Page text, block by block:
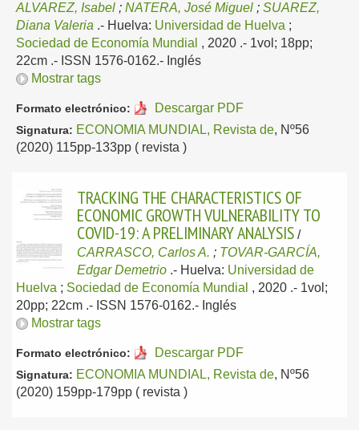
ALVAREZ, Isabel ; NATERA, José Miguel ; SUAREZ,
Diana Valeria .- Huelva: Universidad de Huelva ;
Sociedad de Economía Mundial , 2020 .- 1vol; 18pp;
22cm .- ISSN 1576-0162.- Inglés
Mostrar tags
Formato electrónico: Descargar PDF
Signatura: ECONOMIA MUNDIAL, Revista de, Nº56
(2020) 115pp-133pp ( revista )
TRACKING THE CHARACTERISTICS OF
ECONOMIC GROWTH VULNERABILITY TO
COVID-19: A PRELIMINARY ANALYSIS /
CARRASCO, Carlos A. ; TOVAR-GARCÍA,
Edgar Demetrio .- Huelva: Universidad de
Huelva ; Sociedad de Economía Mundial , 2020 .- 1vol;
20pp; 22cm .- ISSN 1576-0162.- Inglés
Mostrar tags
Formato electrónico: Descargar PDF
Signatura: ECONOMIA MUNDIAL, Revista de, Nº56
(2020) 159pp-179pp ( revista )